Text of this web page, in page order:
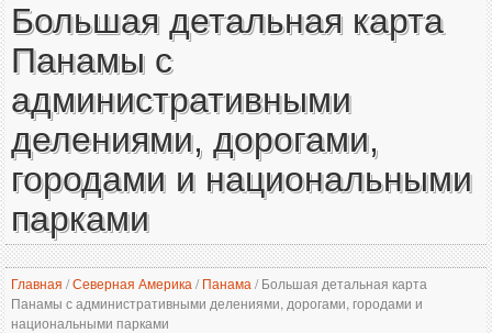
Большая детальная карта
Панамы с
административными
делениями, дорогами,
городами и национальными
парками
Главная /Северная Америка / Панама /Большая детальная карта
Панамы с административными делениями, дорогами, городами и
национальными парками